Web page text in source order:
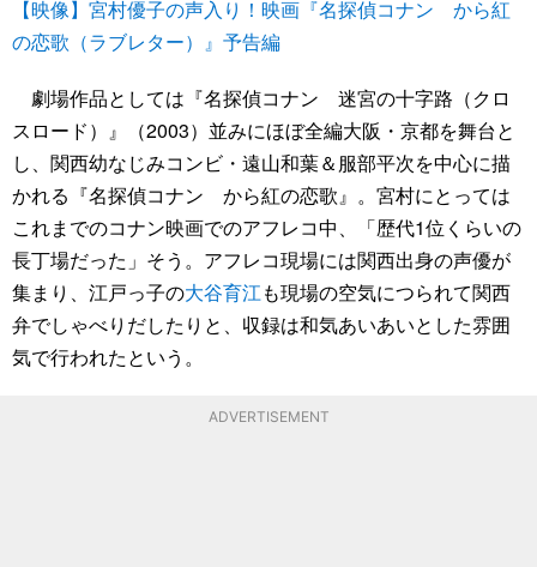
【映像】宮村優子の声入り！映画『名探偵コナン から紅
の恋歌（ラブレター）』予告編
劇場作品としては『名探偵コナン 迷宮の十字路（クロ
スロード）』（2003）並みにほぼ全編大阪・京都を舞台と
し、関西幼なじみコンビ・遠山和葉＆服部平次を中心に描
かれる『名探偵コナン から紅の恋歌』。宮村にとっては
これまでのコナン映画でのアフレコ中、「歴代1位くらいの
長丁場だった」そう。アフレコ現場には関西出身の声優が
集まり、江戸っ子の大谷育江も現場の空気につられて関西
弁でしゃべりだしたりと、収録は和気あいあいとした雰囲
気で行われたという。
ADVERTISEMENT